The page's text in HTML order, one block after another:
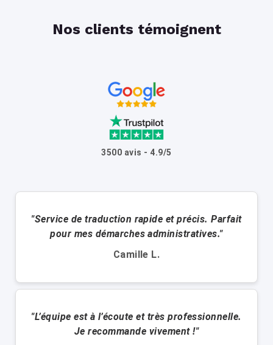
Nos clients témoignent
3500 avis - 4.9/5
"Service de traduction rapide et précis. Parfait
pour mes démarches administratives."
Camille L.
"L’équipe est à l’écoute et très professionnelle.
Je recommande vivement !"